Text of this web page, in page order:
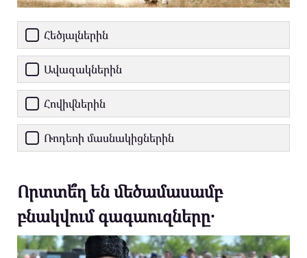
Հեծյալներին
Ավազակներին
Հովիվներին
Ռոդեոի մասնակիցներին
Որտտե՞ղ են մեծամասամբ
բնակվում գագաուզները․